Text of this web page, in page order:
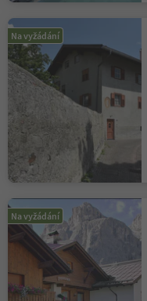
Na vyžádání
Na vyžádání